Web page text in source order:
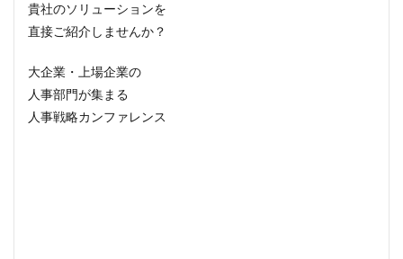
貴社のソリューションを
直接ご紹介しませんか？
大企業・上場企業の
人事部門が集まる
人事戦略カンファレンス